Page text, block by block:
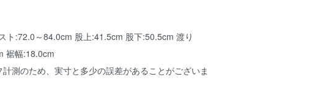
ト:72.0～84.0cm 股上:41.5cm 股下:50.5cm 渡り
裾幅:18.0cm
測のため、実寸と多少の誤差があることがございま